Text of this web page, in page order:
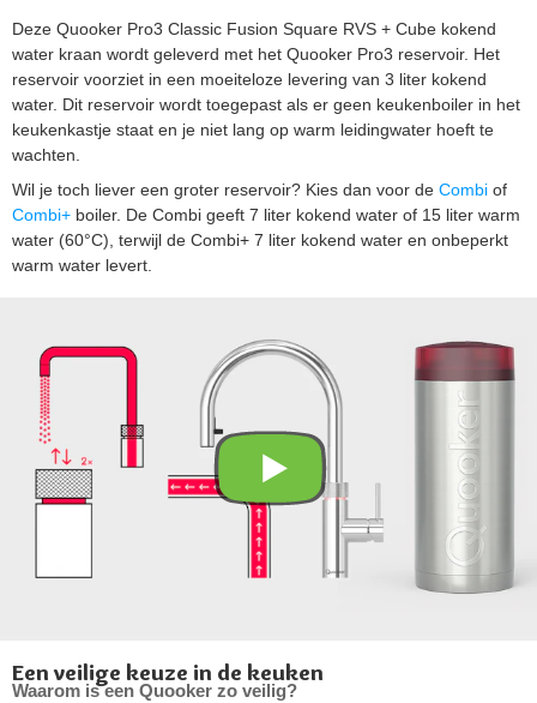
Deze Quooker Pro3 Classic Fusion Square RVS + Cube kokend
water kraan wordt geleverd met het Quooker Pro3 reservoir. Het
reservoir voorziet in een moeiteloze levering van 3 liter kokend
water. Dit reservoir wordt toegepast als er geen keukenboiler in het
keukenkastje staat en je niet lang op warm leidingwater hoeft te
wachten.
Wil je toch liever een groter reservoir? Kies dan voor de Combi of
Combi+ boiler. De Combi geeft 7 liter kokend water of 15 liter warm
water (60°C), terwijl de Combi+ 7 liter kokend water en onbeperkt
warm water levert.
Een veilige keuze in de keuken
Waarom is een Quooker zo veilig?